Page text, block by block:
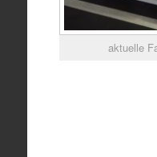
aktuelle